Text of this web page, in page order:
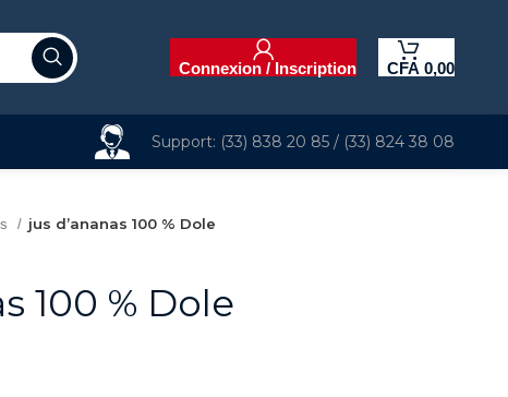
Connexion / Inscription CFA 0,00
Support: (33) 838 20 85 / (33) 824 38 08
jus d’ananas 100 % Dole
100 % Dole